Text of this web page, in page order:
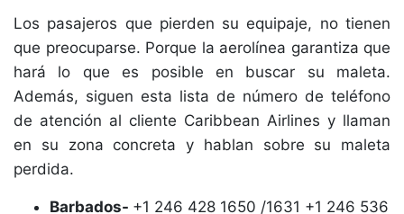
Los pasajeros que pierden su equipaje, no tienen
que preocuparse. Porque la aerolínea garantiza que
hará lo que es posible en buscar su maleta.
Además, siguen esta lista de número de teléfono
de atención al cliente Caribbean Airlines y llaman
en su zona concreta y hablan sobre su maleta
perdida.
Barbados- +1 246 428 1650 /1631 +1 246 536